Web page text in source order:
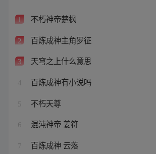
1 不朽神帝楚枫
2 百炼成神主角罗征
3 天穹之上什么意思
4 百炼成神有小说吗
5 不朽天尊
6 混沌神帝 姜符
7 百炼成神 云落